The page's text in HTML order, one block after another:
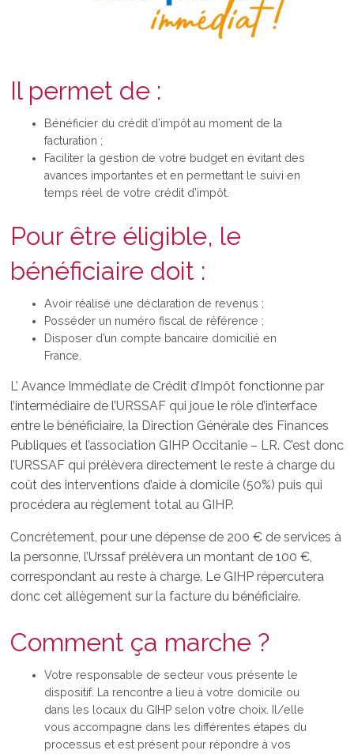
Il permet de :
Bénéficier du crédit d’impôt au moment de la
facturation ;
Faciliter la gestion de votre budget en évitant des
avances importantes et en permettant le suivi en
temps réel de votre crédit d’impôt.
Pour être éligible, le
bénéficiaire doit :
Avoir réalisé une déclaration de revenus ;
Posséder un numéro fiscal de référence ;
Disposer d’un compte bancaire domicilié en
France.
L’ Avance Immédiate de Crédit d’Impôt fonctionne par
l’intermédiaire de l’URSSAF qui joue le rôle d’interface
entre le bénéficiaire, la Direction Générale des Finances
Publiques et l’association GIHP Occitanie – LR. C’est donc
l’URSSAF qui prélèvera directement le reste à charge du
coût des interventions d’aide à domicile (50%) puis qui
procédera au règlement total au GIHP.
Concrètement, pour une dépense de 200 € de services à
la personne, l’Urssaf prélèvera un montant de 100 €,
correspondant au reste à charge. Le GIHP répercutera
donc cet allègement sur la facture du bénéficiaire.
Comment ça marche ?
Votre responsable de secteur vous présente le
dispositif. La rencontre a lieu à votre domicile ou
dans les locaux du GIHP selon votre choix. Il/elle
vous accompagne dans les différentes étapes du
processus et est présent pour répondre à vos